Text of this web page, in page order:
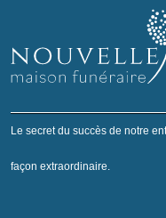
Le secret du succès de notre
façon extraordinaire.